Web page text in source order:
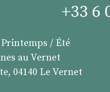
+33 6
Printemps / Été
au Vernet
04140 Le Vernet